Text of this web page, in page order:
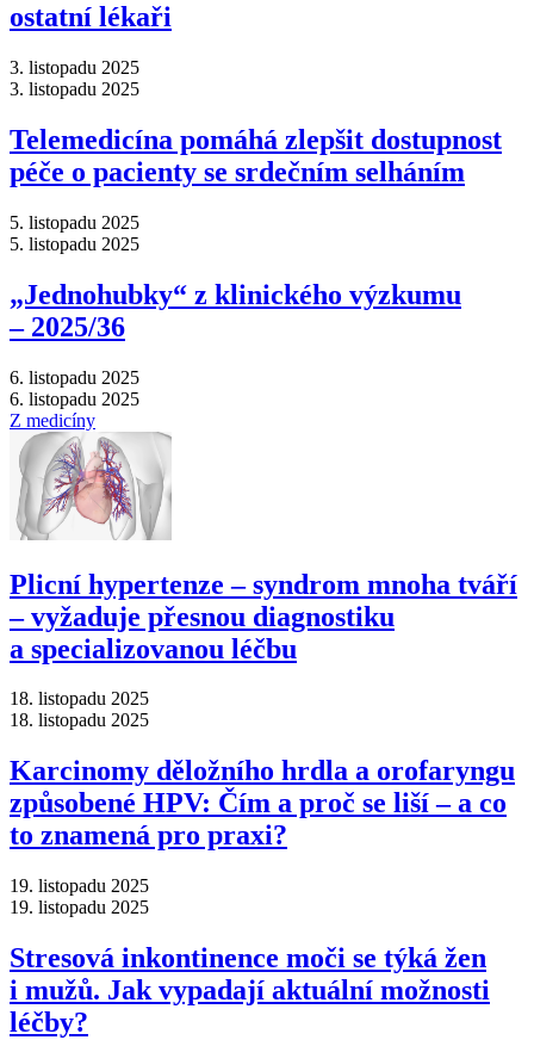
ostatní lékaři
3. listopadu 2025
3. listopadu 2025
Telemedicína pomáhá zlepšit dostupnost
péče o pacienty se srdečním selháním
5. listopadu 2025
5. listopadu 2025
„Jednohubky“ z klinického výzkumu
–⁠ 2025/36
6. listopadu 2025
6. listopadu 2025
Z medicíny
Plicní hypertenze –⁠ syndrom mnoha tváří
–⁠ vyžaduje přesnou diagnostiku
a specializovanou léčbu
18. listopadu 2025
18. listopadu 2025
Karcinomy děložního hrdla a orofaryngu
způsobené HPV: Čím a proč se liší –⁠ a co
to znamená pro praxi?
19. listopadu 2025
19. listopadu 2025
Stresová inkontinence moči se týká žen
i mužů. Jak vypadají aktuální možnosti
léčby?